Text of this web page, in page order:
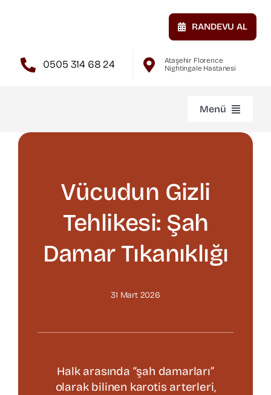
0505 314 68 24
Ataşehir Florence
Nightingale Hastanesi
RANDEVU AL
Menü
Hakkımda
Atardamar Hastalıkları
Toplardamar Hastalıkları
Hasta Bilgilendirme
Vücudun Gizli
Tehlikesi: Şah
Damar Tıkanıklığı
31 Mart 2026
Halk arasında “şah damarları”
olarak bilinen karotis arterleri,